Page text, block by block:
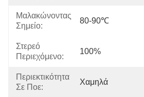
Μαλακώνοντας
Σημείο:
80-90℃
Στερεό
Περιεχόμενο:
100%
Περιεκτικότητα
Σε Ποε:
Χαμηλά